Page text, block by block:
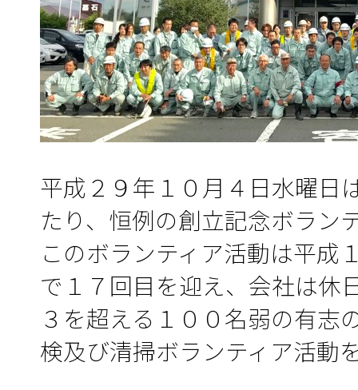
平成２９年１０月４日水曜日
たり、恒例の創立記念ボラン
このボランティア活動は平成
で１７回目を迎え、会社は休
３を超える１００名弱の有志
検及び清掃ボランティア活動